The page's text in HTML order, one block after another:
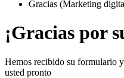
Gracias (Marketing
¡Gracias por
Hemos recibido su formulario
usted pronto